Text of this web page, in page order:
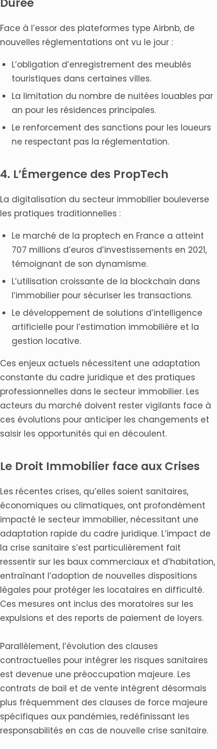
Face à l’essor des plateformes type Airbnb, de
nouvelles réglementations ont vu le jour :
L’obligation d’enregistrement des meublés
touristiques dans certaines villes.
La limitation du nombre de nuitées louables par
an pour les résidences principales.
Le renforcement des sanctions pour les loueurs
ne respectant pas la réglementation.
4. L’Émergence des PropTech
La digitalisation du secteur immobilier bouleverse
les pratiques traditionnelles :
Le marché de la proptech en France a atteint
707 millions d’euros d’investissements en 2021,
témoignant de son dynamisme.
L’utilisation croissante de la blockchain dans
l’immobilier pour sécuriser les transactions.
Le développement de solutions d’intelligence
artificielle pour l’estimation immobilière et la
gestion locative.
Ces enjeux actuels nécessitent une adaptation
constante du cadre juridique et des pratiques
professionnelles dans le secteur immobilier. Les
acteurs du marché doivent rester vigilants face à
ces évolutions pour anticiper les changements et
saisir les opportunités qui en découlent.
Le Droit Immobilier face aux Crises
Les récentes crises, qu’elles soient sanitaires,
économiques ou climatiques, ont profondément
impacté le secteur immobilier, nécessitant une
adaptation rapide du cadre juridique. L’impact de
la crise sanitaire s’est particulièrement fait
ressentir sur les baux commerciaux et d’habitation,
entraînant l’adoption de nouvelles dispositions
légales pour protéger les locataires en difficulté.
Ces mesures ont inclus des moratoires sur les
expulsions et des reports de paiement de loyers.
Parallèlement, l’évolution des clauses
contractuelles pour intégrer les risques sanitaires
est devenue une préoccupation majeure. Les
contrats de bail et de vente intègrent désormais
plus fréquemment des clauses de force majeure
spécifiques aux pandémies, redéfinissant les
responsabilités en cas de nouvelle crise sanitaire.